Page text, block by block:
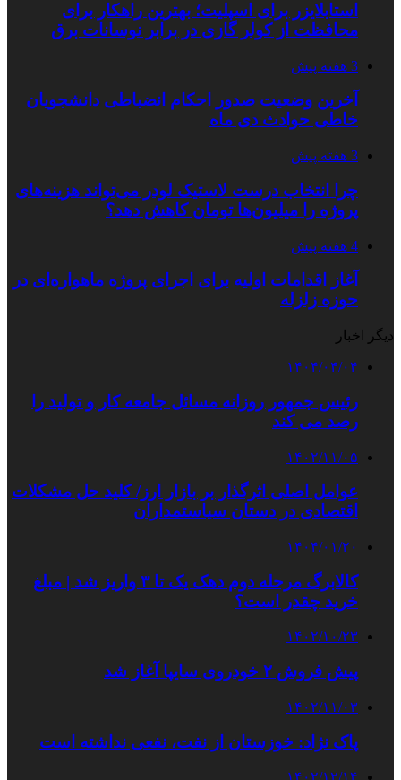
استابلایزر برای اسپلیت؛ بهترین راهکار برای
محافظت از کولر گازی در برابر نوسانات برق
3 هفته پیش
آخرین وضعیت صدور احکام انضباطی دانشجویان
خاطی حوادث دی ماه
3 هفته پیش
چرا انتخاب درست لاستیک لودر می‌تواند هزینه‌های
پروژه را میلیون‌ها تومان کاهش دهد؟
4 هفته پیش
آغاز اقدامات اولیه برای اجرای پروژه ماهواره‌ای در
حوزه زلزله
دیگر اخبار
۱۴۰۴/۰۴/۰۴
رئیس جمهور روزانه مسائل جامعه کار و تولید را
رصد می کند
۱۴۰۲/۱۱/۰۵
عوامل اصلی اثرگذار بر بازار ارز/ کلید حل مشکلات
اقتصادی در دستان سیاستمداران
۱۴۰۴/۰۱/۲۰
کالابرگ مرحله دوم دهک یک تا ۳ واریز شد | مبلغ
خرید چقدر است؟
۱۴۰۲/۱۰/۲۳
پیش فروش ۲ خودروی سایپا آغاز شد
۱۴۰۲/۱۱/۰۳
پاک نژاد: خوزستان از نفت، نفعی نداشته است